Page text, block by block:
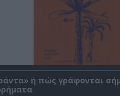
ή πώς γράφονται